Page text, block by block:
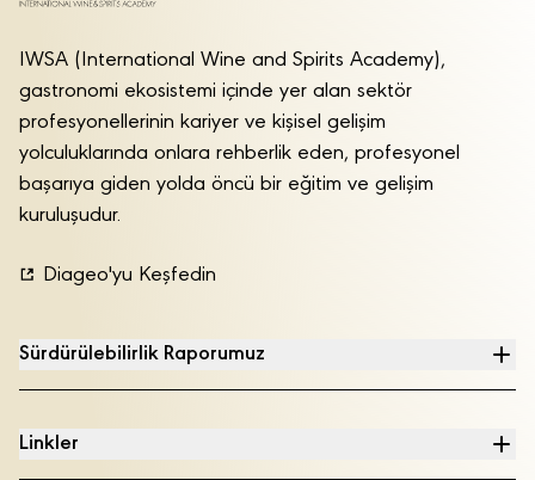
IWSA (International Wine and Spirits Academy),
gastronomi ekosistemi içinde yer alan sektör
profesyonellerinin kariyer ve kişisel gelişim
yolculuklarında onlara rehberlik eden, profesyonel
başarıya giden yolda öncü bir eğitim ve gelişim
kuruluşudur.
Diageo'yu Keşfedin
Sürdürülebilirlik Raporumuz
Linkler